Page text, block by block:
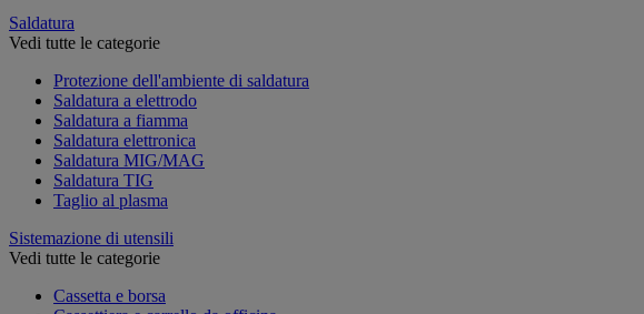
Saldatura
Vedi tutte le categorie
Protezione dell'ambiente di saldatura
Saldatura a elettrodo
Saldatura a fiamma
Saldatura elettronica
Saldatura MIG/MAG
Saldatura TIG
Taglio al plasma
Sistemazione di utensili
Vedi tutte le categorie
Cassetta e borsa